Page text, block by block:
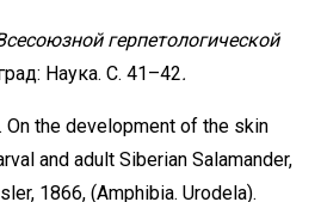
герпетологической
Наука. C. 41–42.
On the development of the skin
and adult Siberian Salamander,
1866, (Amphibia. Urodela).